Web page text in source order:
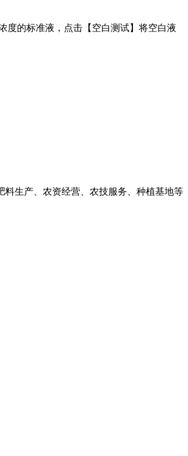
度的标准液，点击【空白测试】将空白液
生产、农资经营、农技服务、种植基地等